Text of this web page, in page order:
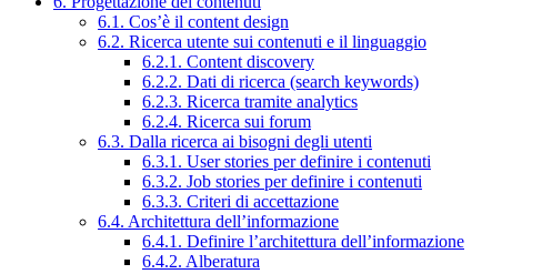
6.1. Cos’è il content design
6.2. Ricerca utente sui contenuti e il linguaggio
6.2.1. Content discovery
6.2.2. Dati di ricerca (search keywords)
6.2.3. Ricerca tramite analytics
6.2.4. Ricerca sui forum
6.3. Dalla ricerca ai bisogni degli utenti
6.3.1. User stories per definire i contenuti
6.3.2. Job stories per definire i contenuti
6.3.3. Criteri di accettazione
6.4. Architettura dell’informazione
6.4.1. Definire l’architettura dell’informazione
6.4.2. Alberatura